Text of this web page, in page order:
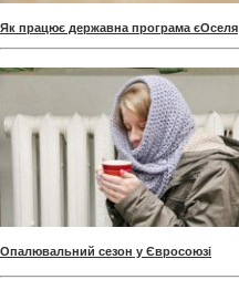
Як працює державна програма єОселя
Опалювальний сезон у Євросоюзі